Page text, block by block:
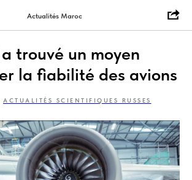
Actualités Maroc
trouvé un moyen
la fiabilité des avions
ACTUALITÉS SCIENTIFIQUES RUSSES